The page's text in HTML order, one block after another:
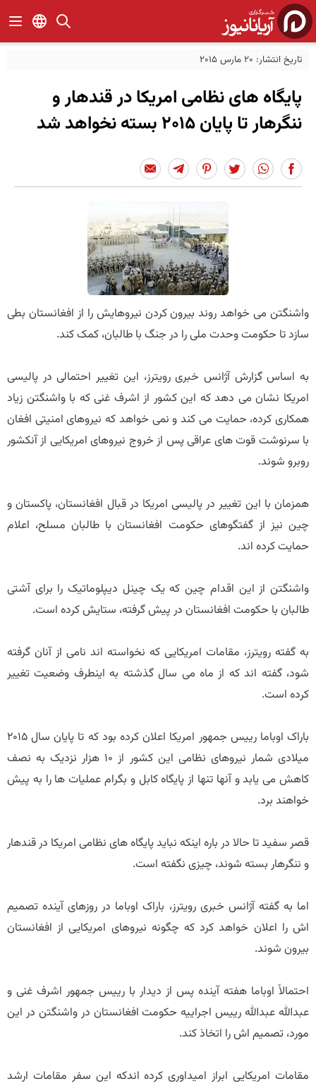
تاریخ انتشار: 20 مارس 2015
پایگاه های نظامی امریکا در قندهار و
ننگرهار تا پایان 2015 بسته نخواهد شد
واشنگتن می خواهد روند بیرون کردن نیروهایش را از افغانستان بطی
سازد تا حکومت وحدت ملی را در جنگ با طالبان، کمک کند.
به اساس گزارش آژانس خبری رویترز، این تغییر احتمالی در پالیسی
امریکا نشان می دهد که این کشور از اشرف غنی که با واشنگتن زیاد
همکاری کرده، حمایت می کند و نمی خواهد که نیروهای امنیتی افغان
با سرنوشت قوت های عراقی پس از خروج نیروهای امریکایی از آنکشور
روبرو شوند.
همزمان با این تغییر در پالیسی امریکا در قبال افغانستان، پاکستان و
چین نیز از گفتگوهای حکومت افغانستان با طالبان مسلح، اعلام
حمایت کرده اند.
واشنگتن از این اقدام چین که یک چینل دیپلوماتیک را برای آشتی
طالبان با حکومت افغانستان در پیش گرفته، ستایش کرده است.
به گفته رویترز، مقامات امریکایی که نخواسته اند نامی از آنان گرفته
شود، گفته اند که از ماه می سال گذشته به اینطرف وضعیت تغییر
کرده است.
باراک اوباما رییس جمهور امریکا اعلان کرده بود که تا پایان سال 2015
میلادی شمار نیروهای نظامی این کشور از 10 هزار نزدیک به نصف
کاهش می یابد و آنها تنها از پایگاه کابل و بگرام عملیات ها را به پیش
خواهند برد.
قصر سفید تا حالا در باره اینکه نباید پایگاه های نظامی امریکا در قندهار
و ننگرهار بسته شوند، چیزی نگفته است.
اما به گفته آژانس خبری رویترز، باراک اوباما در روزهای آینده تصمیم
اش را اعلان خواهد کرد که چگونه نیروهای امریکایی از افغانستان
بیرون شوند.
احتمالاً اوباما هفته آینده پس از دیدار با رییس جمهور اشرف غنی و
عبدالله عبدالله رییس اجراییه حکومت افغانستان در واشنگتن در این
مورد، تصمیم اش را اتخاذ کند.
مقامات امریکایی ابراز امیداوری کرده اندکه این سفر مقامات ارشد